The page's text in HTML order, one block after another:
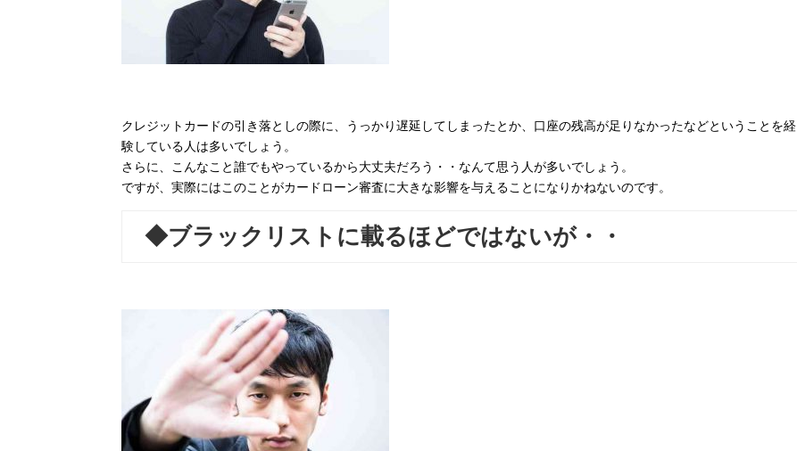
クレジットカードの引き落としの際に、うっかり遅延してしまったとか、口座の残高が足りなかったなどということを経
験している人は多いでしょう。
さらに、こんなこと誰でもやっているから大丈夫だろう・・なんて思う人が多いでしょう。
ですが、実際にはこのことがカードローン審査に大きな影響を与えることになりかねないのです。
◆ブラックリストに載るほどではないが・・